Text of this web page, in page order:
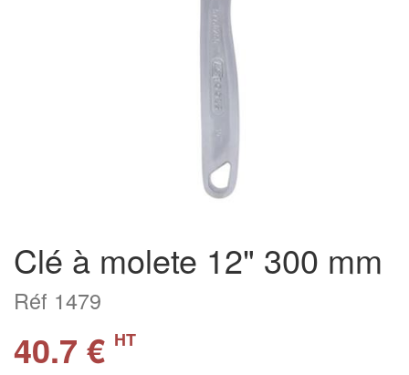
Clé à molete 12" 300 mm
Réf 1479
40.7 € HT